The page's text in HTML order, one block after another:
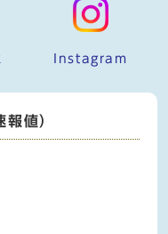
Instagram
報値）